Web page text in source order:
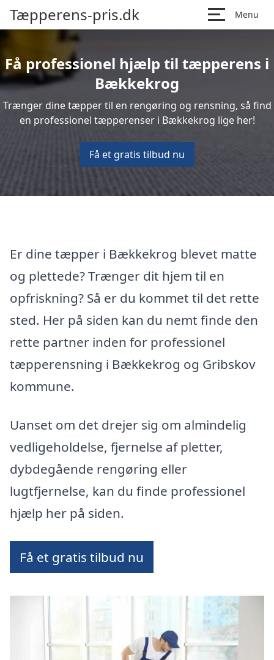
Tæpperens-pris.dk Menu
Få professionel hjælp til tæpperens i
Bækkekrog
Trænger dine tæpper til en rengøring og rensning, så find
en professionel tæpperenser i Bækkekrog lige her!
Få et gratis tilbud nu
Er dine tæpper i Bækkekrog blevet matte
og plettede? Trænger dit hjem til en
opfriskning? Så er du kommet til det rette
sted. Her på siden kan du nemt finde den
rette partner inden for professionel
tæpperensning i Bækkekrog og Gribskov
kommune.
Uanset om det drejer sig om almindelig
vedligeholdelse, fjernelse af pletter,
dybdegående rengøring eller
lugtfjernelse, kan du finde professionel
hjælp her på siden.
Få et gratis tilbud nu